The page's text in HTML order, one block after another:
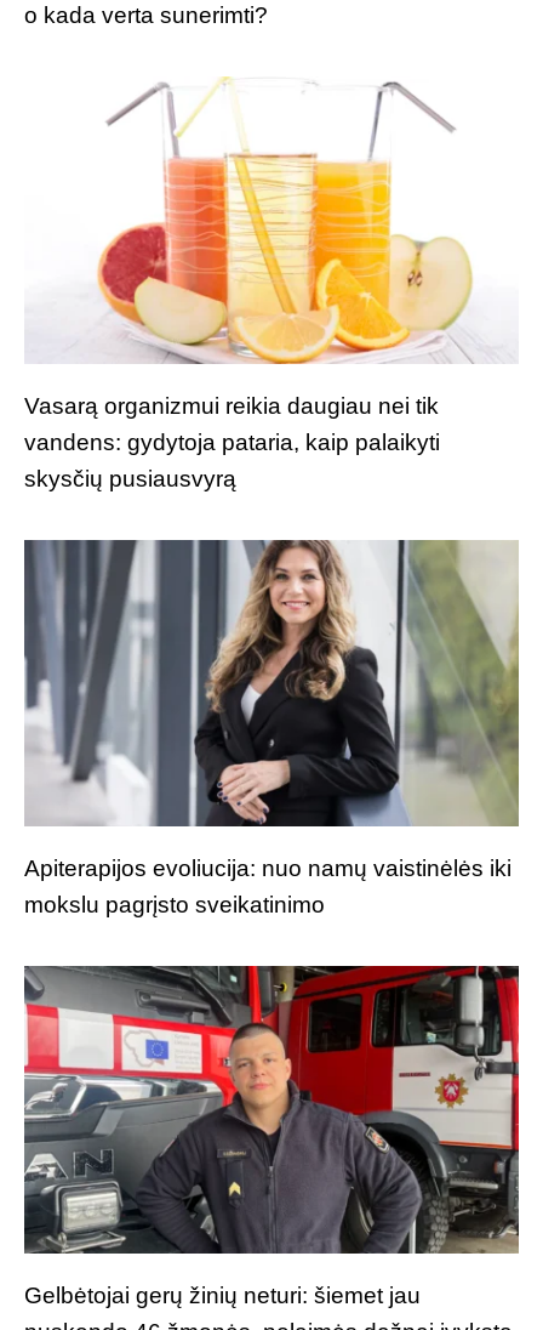
o kada verta sunerimti?
Vasarą organizmui reikia daugiau nei tik
vandens: gydytoja pataria, kaip palaikyti
skysčių pusiausvyrą
Apiterapijos evoliucija: nuo namų vaistinėlės iki
mokslu pagrįsto sveikatinimo
Gelbėtojai gerų žinių neturi: šiemet jau